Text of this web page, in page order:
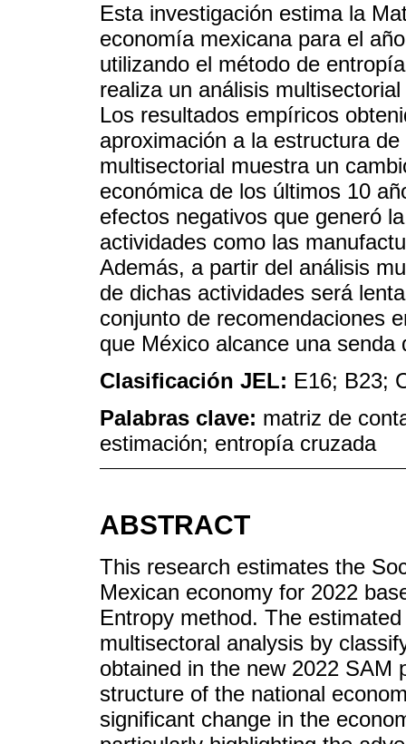
Esta investigación estima la
economía mexicana para el
utilizando el método de
realiza un análisis
Los resultados empíricos
aproximación a la estructura
multisectorial muestra un
económica de los últimos 10
efectos negativos que generó
actividades como las
Además, a partir del análisis
de dichas actividades será
conjunto de recomendaciones
que México alcance una senda
Clasificación JEL: E16; B23;
Palabras clave: matriz de
estimación; entropía cruzada
ABSTRACT
This research estimates the
Mexican economy for 2022
Entropy method. The
multisectoral analysis by
obtained in the new 2022 SAM
structure of the national
significant change in the